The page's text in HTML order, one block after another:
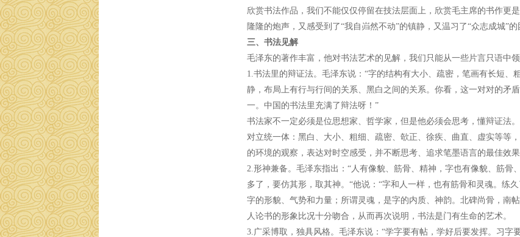
欣赏书法作品，我们不能仅仅停留在技法层面上，欣赏毛主席的书作更
隆隆的炮声，又感受到了“我自岿然不动”的镇静，又温习了“众志成城”
三、书法见解
毛泽东的著作丰富，他对书法艺术的见解，我们只能从一些片言只语中领
1.书法里的辩证法。毛泽东说：“字的结构有大小、疏密，笔画有长短、
静，布局上有行与行间的关系、黑白之间的关系。你看，这一对对的矛
一。中国的书法里充满了辩法呀！”
书法家不一定必须是位思想家、哲学家，但是他必须会思考，懂辩证法
对立统一体：黑白、大小、粗细、疏密、欹正、徐疾、曲直、虚实等
的环境的观察，表达对时空感受，并不断思考、追求笔墨语言的最佳效果
2.形神兼备。毛泽东指出：“人有像貌、筋骨、精神，字也有像貌、筋骨
多了，要仿其形，取其神。“他说：“字和人一样，也有筋骨和灵魂。练
字的形貌、气势和力量；所谓灵魂，是字的内质、神韵。北碑尚骨，南
人论书的形象比况十分吻合，从而再次说明，书法是门有生命的艺术。
3.广采博取，独具风格。毛泽东说：“学字要有帖，学好后要发挥。习字